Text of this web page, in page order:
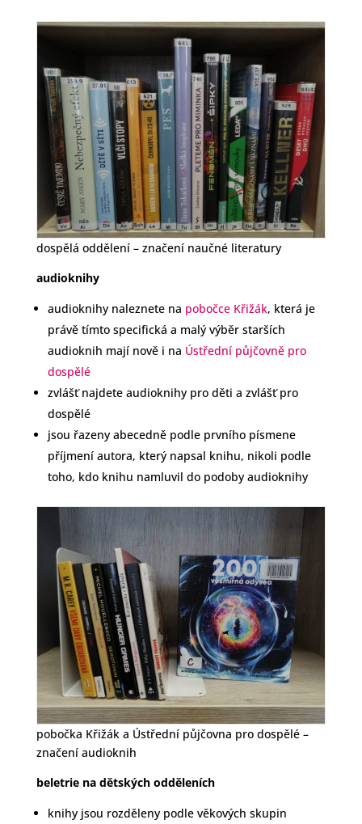
dospělá oddělení – značení naučné literatury
audioknihy
audioknihy naleznete na pobočce Křižák, která je
právě tímto specifická a malý výběr starších
audioknih mají nově i na Ústřední půjčovně pro
dospělé
zvlášť najdete audioknihy pro děti a zvlášť pro
dospělé
jsou řazeny abecedně podle prvního písmene
příjmení autora, který napsal knihu, nikoli podle
toho, kdo knihu namluvil do podoby audioknihy
pobočka Křižák a Ústřední půjčovna pro dospělé –
značení audioknih
beletrie na dětských odděleních
knihy jsou rozděleny podle věkových skupin